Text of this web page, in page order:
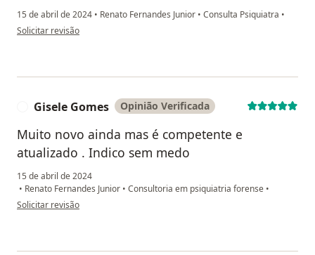
15 de abril de 2024 • Renato Fernandes Junior • Consulta Psiquiatra •
na opinião do utilizador Cristina E S Nascimento
Solicitar revisão
Gisele Gomes Opinião Verificada
Muito novo ainda mas é competente e
atualizado . Indico sem medo
15 de abril de 2024
• Renato Fernandes Junior • Consultoria em psiquiatria forense •
na opinião do utilizador Gisele Gomes
Solicitar revisão